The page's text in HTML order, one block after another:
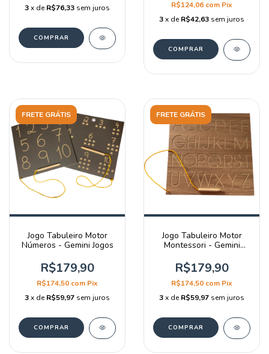
3x deR$76,33 sem juros R$124,06 com Pix
3x deR$42,63 sem juros
FRETE GRÁTIS
Jogo Tabuleiro Motor
Números - Gemini Jogos
R$179,90
R$174,50 com Pix
3x deR$59,97 sem juros
FRETE GRÁTIS
Jogo Tabuleiro Motor
Montessori - Gemini
R$179,90
R$174,50 com Pix
3x deR$59,97 sem juros